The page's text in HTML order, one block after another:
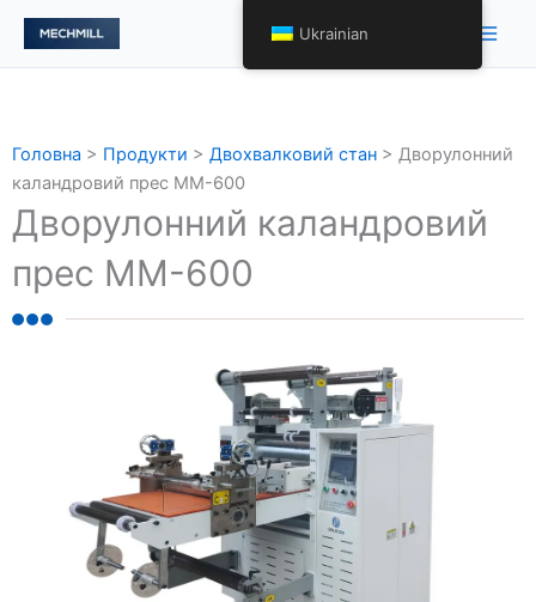
内
Головна > Продукти > Двохвалковий стан > Дворулонний
каландровий прес MM-600
Дворулонний каландровий
прес MM-600
Ukrainian